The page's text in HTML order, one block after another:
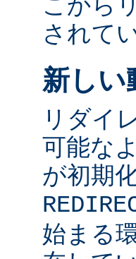
されて
新しい
リダイ
可能な
が初期
始まる